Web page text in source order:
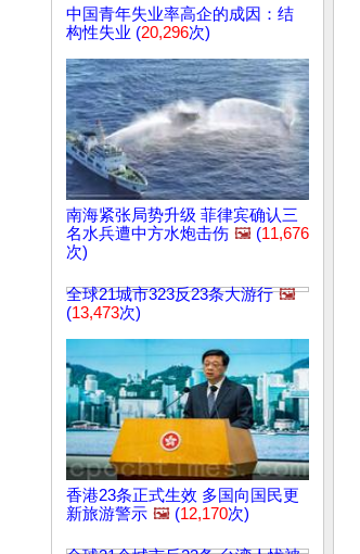
中国青年失业率高企的成因：结
构性失业 (20,296次)
南海紧张局势升级 菲律宾确认三
名水兵遭中方水炮击伤 🖼️ (11,676
次)
全球21城市323反23条大游行 🖼️
(13,473次)
香港23条正式生效 多国向国民更
新旅游警示 🖼️ (12,170次)